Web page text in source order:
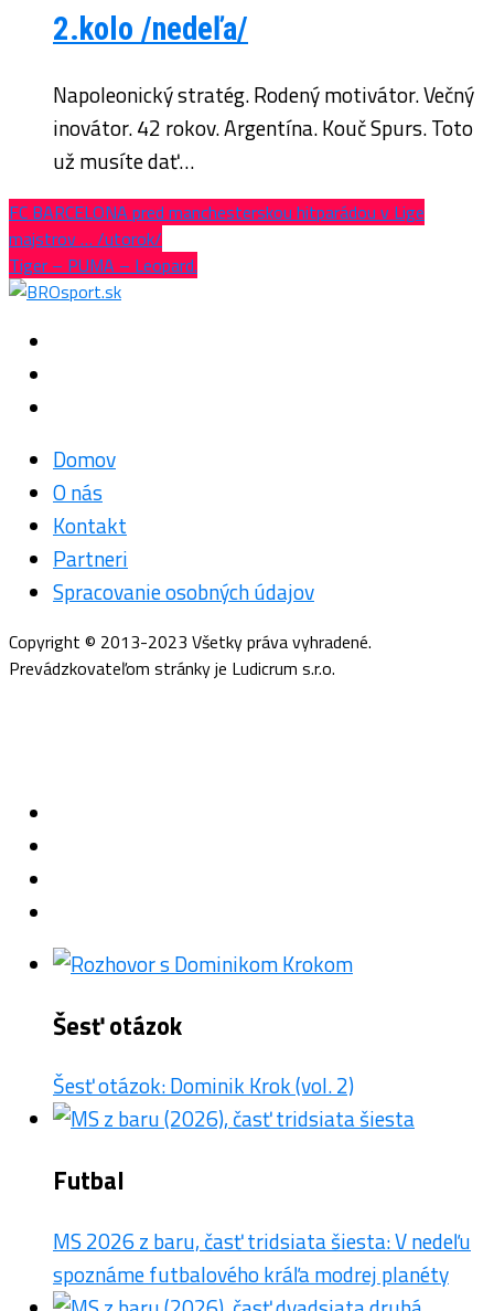
2.kolo /nedeľa/
Napoleonický stratég. Rodený motivátor. Večný
inovátor. 42 rokov. Argentína. Kouč Spurs. Toto
už musíte dať…
FC BARCELONA pred manchesterskou hitparádou v Lige
majstrov … /utorok/
Tiger – PUMA – Leopard.
Domov
O nás
Kontakt
Partneri
Spracovanie osobných údajov
Copyright © 2013-2023 Všetky práva vyhradené.
Prevádzkovateľom stránky je Ludicrum s.r.o.
Šesť otázok
Šesť otázok: Dominik Krok (vol. 2)
Futbal
MS 2026 z baru, časť tridsiata šiesta: V nedeľu
spoznáme futbalového kráľa modrej planéty